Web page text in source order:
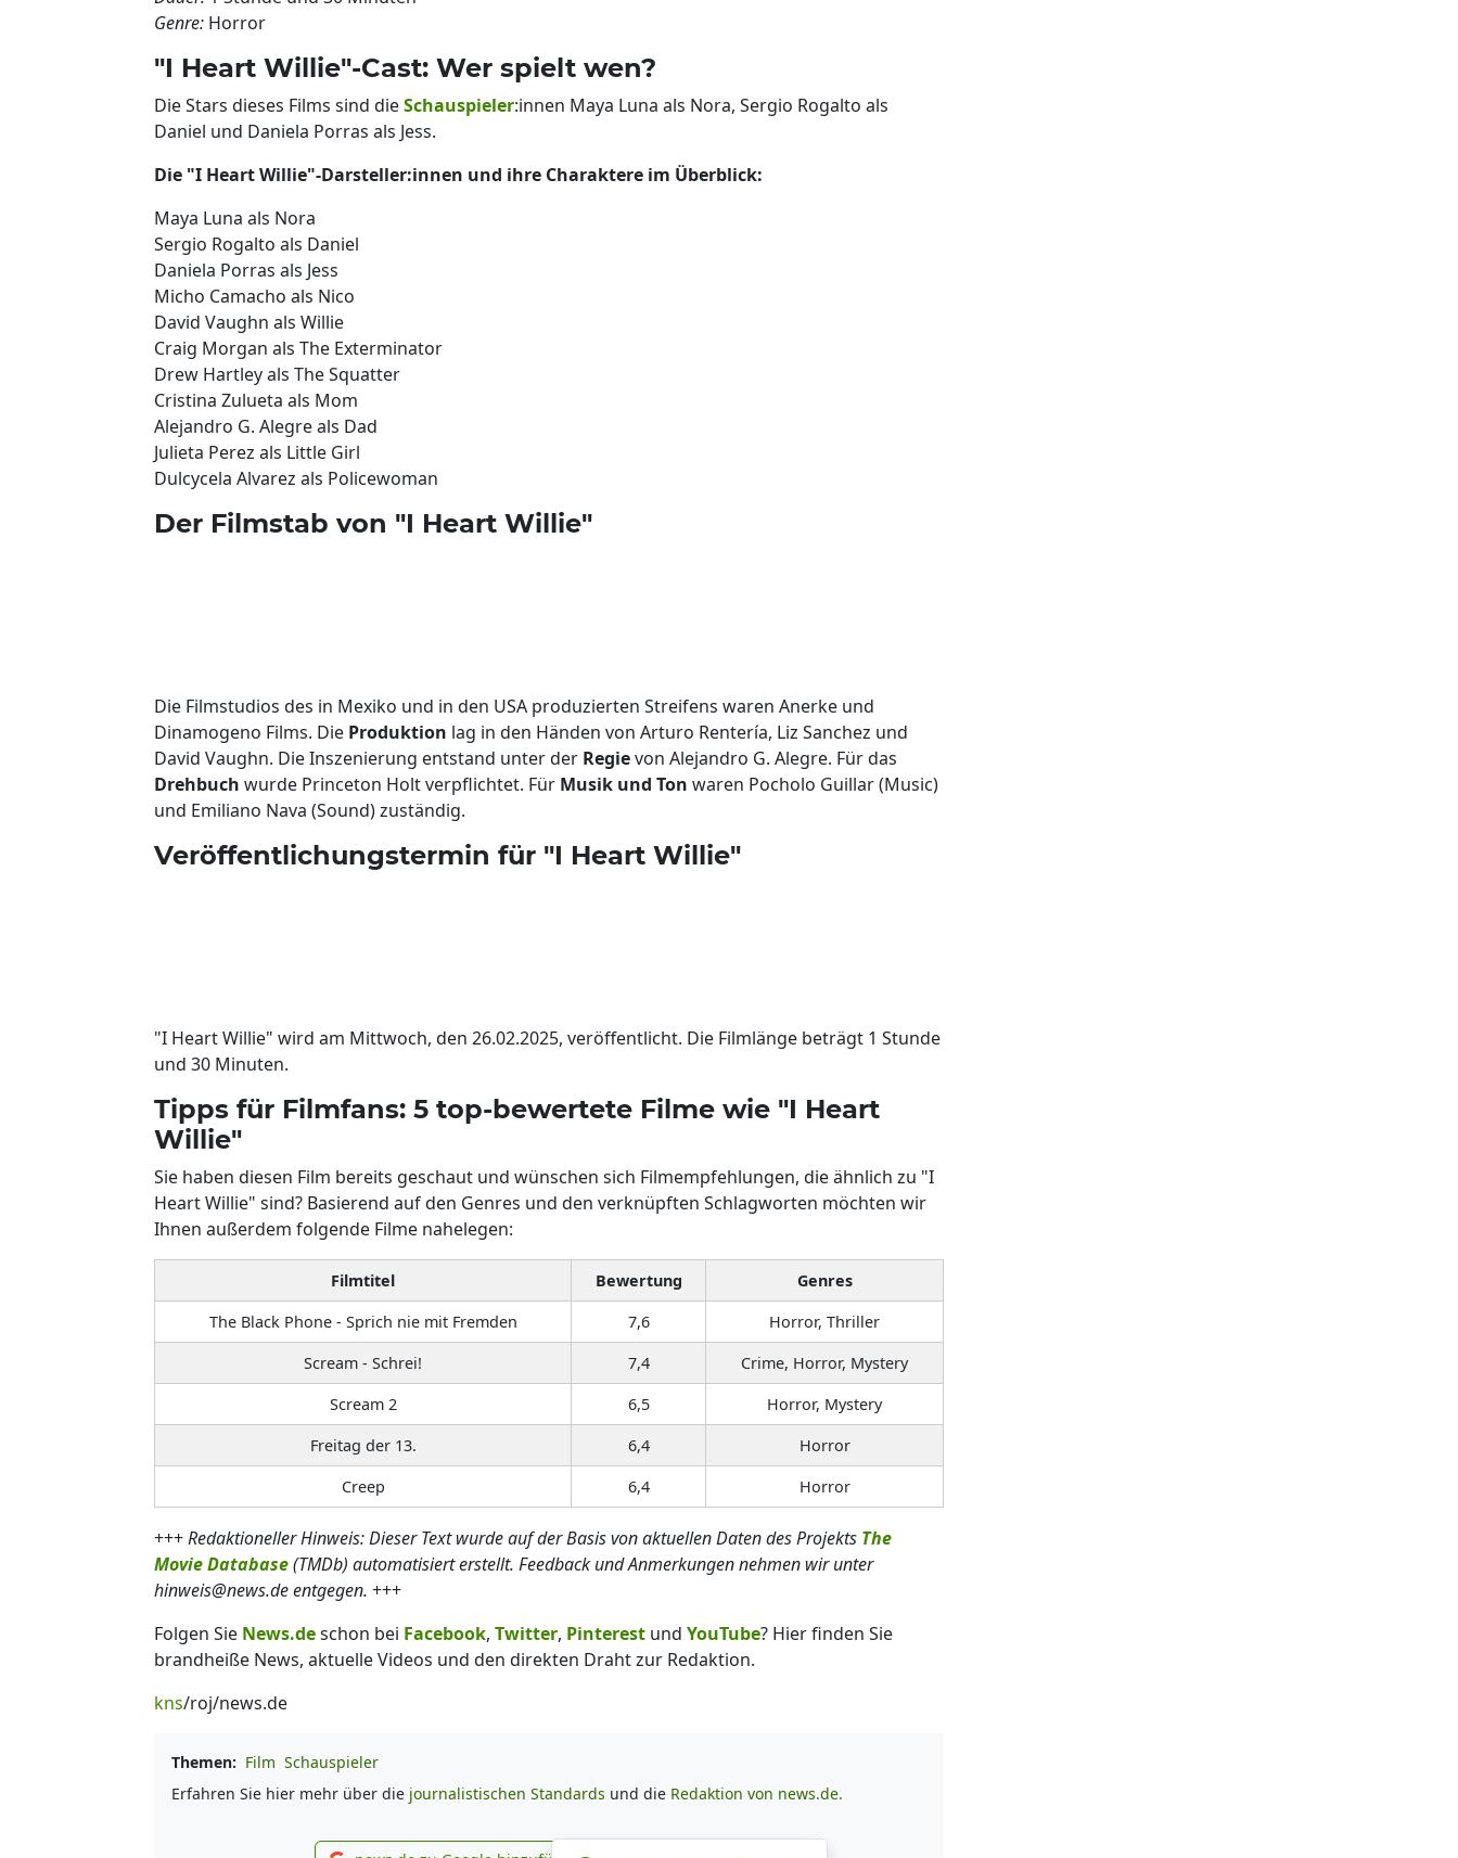
Genre: Horror
"I Heart Willie"-Cast: Wer spielt wen?
Die Stars dieses Films sind dieSchauspieler:innen Maya Luna als Nora, Sergio Rogalto als
Daniel und Daniela Porras als Jess.
Die "I Heart Willie"-Darsteller:innen und ihre Charaktere im Überblick:
Maya Luna als Nora
Sergio Rogalto als Daniel
Daniela Porras als Jess
Micho Camacho als Nico
David Vaughn als Willie
Craig Morgan als The Exterminator
Drew Hartley als The Squatter
Cristina Zulueta als Mom
Alejandro G. Alegre als Dad
Julieta Perez als Little Girl
Dulcycela Alvarez als Policewoman
Der Filmstab von "I Heart Willie"
Die Filmstudios des in Mexiko und in den USA produzierten Streifens waren Anerke und
Dinamogeno Films. Die Produktion lag in den Händen von Arturo Rentería, Liz Sanchez und
David Vaughn. Die Inszenierung entstand unter der Regievon Alejandro G. Alegre. Für das
Drehbuch wurde Princeton Holt verpflichtet. Für Musik und Ton waren Pocholo Guillar (Music)
und Emiliano Nava (Sound) zuständig.
Veröffentlichungstermin für "I Heart Willie"
"I Heart Willie" wird am Mittwoch, den 26.02.2025, veröffentlicht. Die Filmlänge beträgt 1 Stunde
und 30 Minuten.
Tipps für Filmfans: 5 top-bewertete Filme wie "I Heart
Willie"
Sie haben diesen Film bereits geschaut und wünschen sich Filmempfehlungen, die ähnlich zu "I
Heart Willie" sind? Basierend auf den Genres und den verknüpften Schlagworten möchten wir
Ihnen außerdem folgende Filme nahelegen:
Filmtitel Bewertung
Genres
The Black Phone - Sprich nie mit Fremden
7,6
Horror, Thriller
Scream - Schrei!
7,4
Crime, Horror, Mystery
Scream 2
6,5
Horror, Mystery
Freitag der 13.
6,4
Horror
Creep
6,4 Horror
+++Redaktioneller Hinweis: Dieser Text wurde auf der Basis von aktuellen Daten des Projekts The
Movie Database(TMDb) automatisiert erstellt. Feedback und Anmerkungen nehmen wir unter
hinweis@news.de entgegen. +++
Folgen Sie News.deschon bei Facebook, Twitter, Pinterest und YouTube? Hier finden Sie
brandheiße News, aktuelle Videos und den direkten Draht zur Redaktion.
kns/roj/news.de
Themen: Film Schauspieler
Erfahren Sie hier mehr über die journalistischen Standards und die Redaktion von news.de.